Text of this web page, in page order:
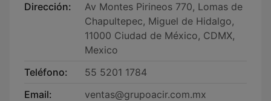
Dirección:
Av Montes Pirineos 770, Lomas de
Chapultepec, Miguel de Hidalgo,
11000 Ciudad de México, CDMX,
Mexico
Teléfono:
55 5201 1784
Email:
ventas@grupoacir.com.mx